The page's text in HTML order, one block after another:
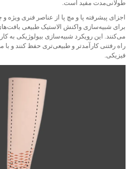
طولانی‌مدت مفید است.
اجزای پیشرفته پا و مچ پا از عناصر فنری ویژه
برای شبیه‌سازی واکنش الاستیک طبیعی
می‌کنند. این رویکرد شبیه‌سازی بیولوژیکی به
راه رفتنی کارآمدتر و طبیعی‌تری حفظ کنند و
فیزیکی.